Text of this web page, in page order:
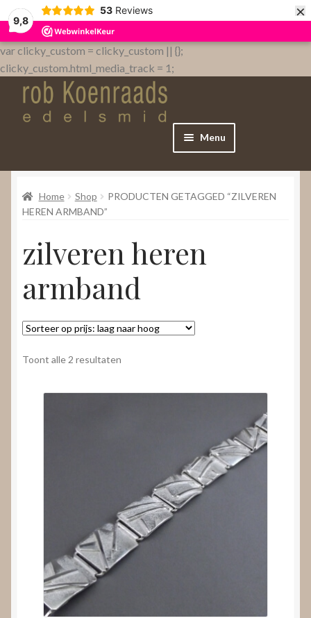
9,8
53 Reviews ×
var clicky_custom = clicky_custom || {};
clicky_custom.html_media_track = 1;
Menu
Home
WebShop
Over
Contact
Nieuws
Video’s
Home Shop
PRODUCTEN GETAGGED “ZILVEREN
HEREN ARMBAND”
zilveren heren
armband
Toont alle 2 resultaten